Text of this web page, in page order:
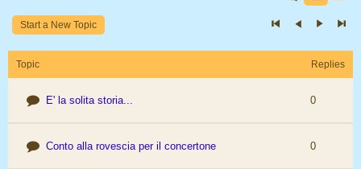
Start a New Topic
Topic Replies
E' la solita storia... 0
Conto alla rovescia per il concertone 0